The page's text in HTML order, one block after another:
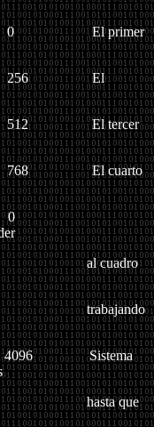
El primer
El
El tercer
El cuarto
0
4096 Sistema